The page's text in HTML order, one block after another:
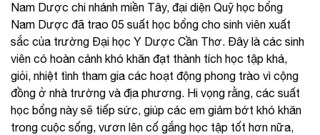
Nam Dược chi nhánh miền Tây, đại diện Quỹ học bổng
Nam Dược đã trao 05 suất học bổng cho sinh viên xuất
sắc của trường Đại học Y Dược Cần Thơ. Đây là các sinh
viên có hoàn cảnh khó khăn đạt thành tích học tập khá,
giỏi, nhiệt tình tham gia các hoạt động phong trào vì cộng
đồng ở nhà trường và địa phương. Hi vọng rằng, các suất
học bổng này sẽ tiếp sức, giúp các em giảm bớt khó khăn
trong cuộc sống, vươn lên cố gắng học tập tốt hơn nữa,